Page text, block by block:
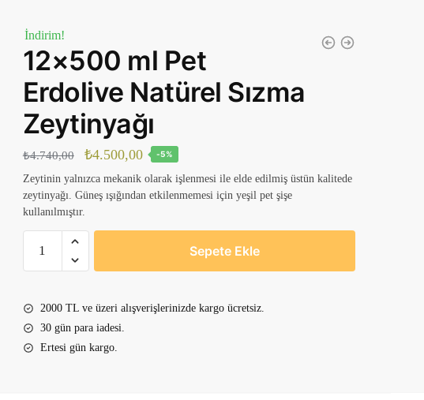
İndirim!
12×500 ml Pet
Erdolive Natürel Sızma
Zeytinyağı
₺4.740,00
Orijinal
fiyat:
₺4.740,00.
₺4.500,00Şu
andaki
fiyat:
-5%
Zeytinin yalnızca mekanik olarak işlenmesi ile elde edilmiş üstün kalitede
zeytinyağı. Güneş ışığından etkilenmemesi için yeşil pet şişe
kullanılmıştır.
Zeytinyağı
Sepete Ekle
2000 TL ve üzeri alışverişlerinizde kargo ücretsiz.
30 gün para iadesi.
Ertesi gün kargo.